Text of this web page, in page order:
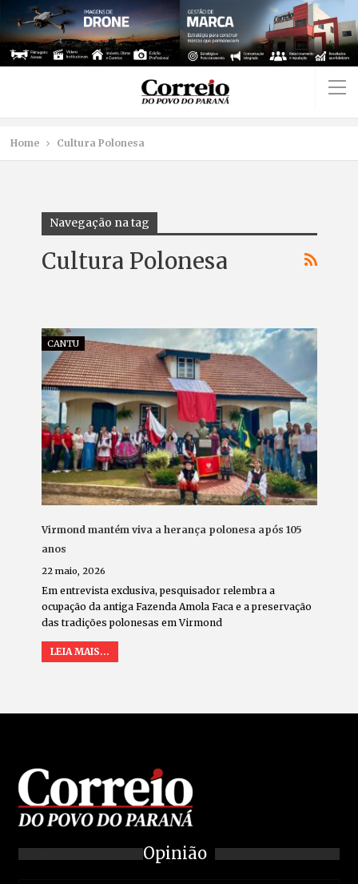
Home Cultura Polonesa
Navegação na tag
Cultura Polonesa
CANTU
Virmond mantém viva a herança polonesa após 105
anos
22 maio, 2026
Em entrevista exclusiva, pesquisador relembra a
ocupação da antiga Fazenda Amola Faca e a preservação
das tradições polonesas em Virmond
LEIA MAIS...
Opinião